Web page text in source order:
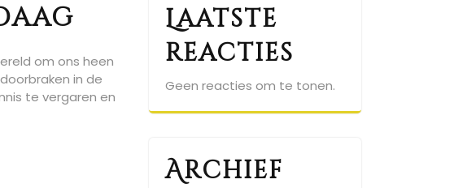
om ons heen
in de
te vergaren en
Laatste
reacties
Geen reacties om te tonen.
Archief